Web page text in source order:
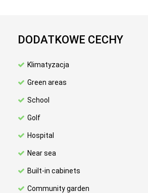
DODATKOWE CECHY
Klimatyzacja
Green areas
School
Golf
Hospital
Near sea
Built-in cabinets
Community garden